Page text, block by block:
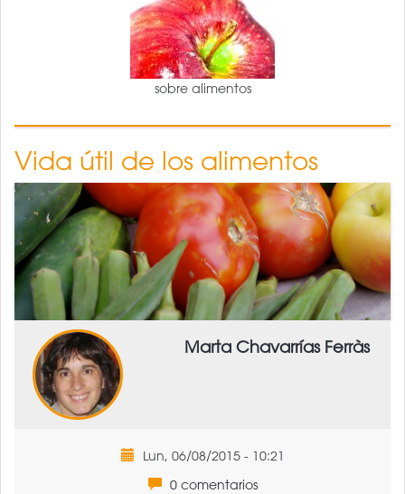
sobre alimentos
Vida útil de los alimentos
Marta Chavarrías Ferràs
Lun, 06/08/2015 - 10:21
0 comentarios